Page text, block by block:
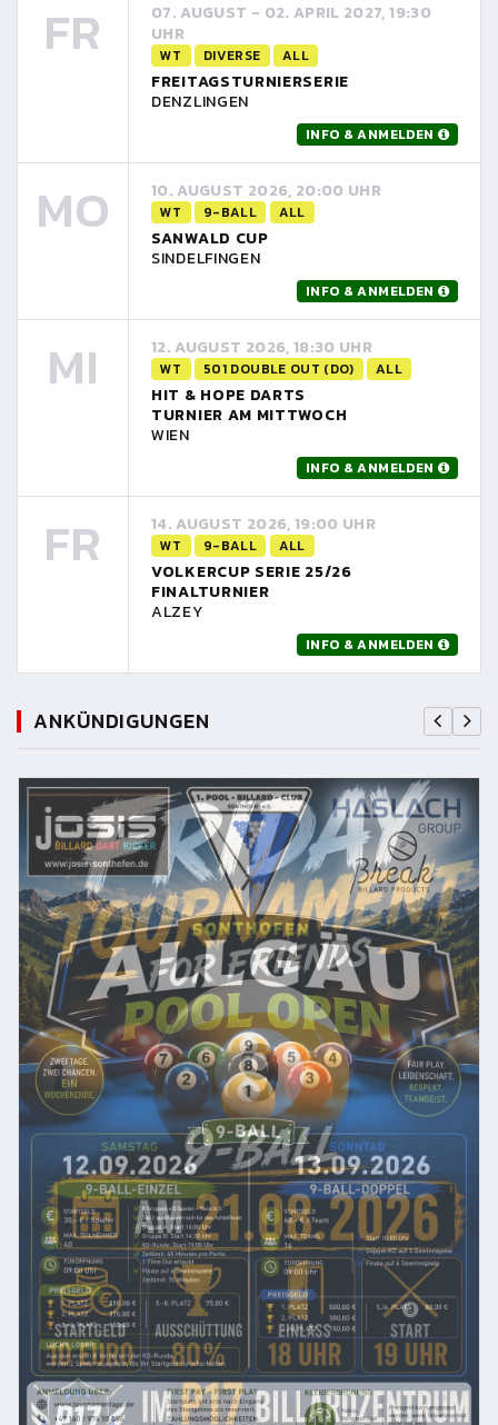
FR
07. AUGUST - 02. APRIL 2027, 19:30
UHR
WT DIVERSE ALL
FREITAGSTURNIERSERIE
DENZLINGEN
INFO & ANMELDEN
MO 10. AUGUST 2026, 20:00 UHR
WT 9-BALL ALL
SANWALD CUP
SINDELFINGEN
INFO & ANMELDEN
MI 12. AUGUST 2026, 18:30 UHR
WT 501 DOUBLE OUT (DO) ALL
HIT & HOPE DARTS
TURNIER AM MITTWOCH
WIEN
INFO & ANMELDEN
FR 14. AUGUST 2026, 19:00 UHR
WT 9-BALL ALL
VOLKERCUP SERIE 25/26
FINALTURNIER
ALZEY
INFO & ANMELDEN
ANKÜNDIGUNGEN